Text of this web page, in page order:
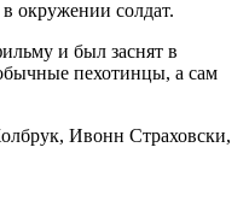
окружении солдат.
и был заснят в
пехотинцы, а сам
Ивонн Страховски,